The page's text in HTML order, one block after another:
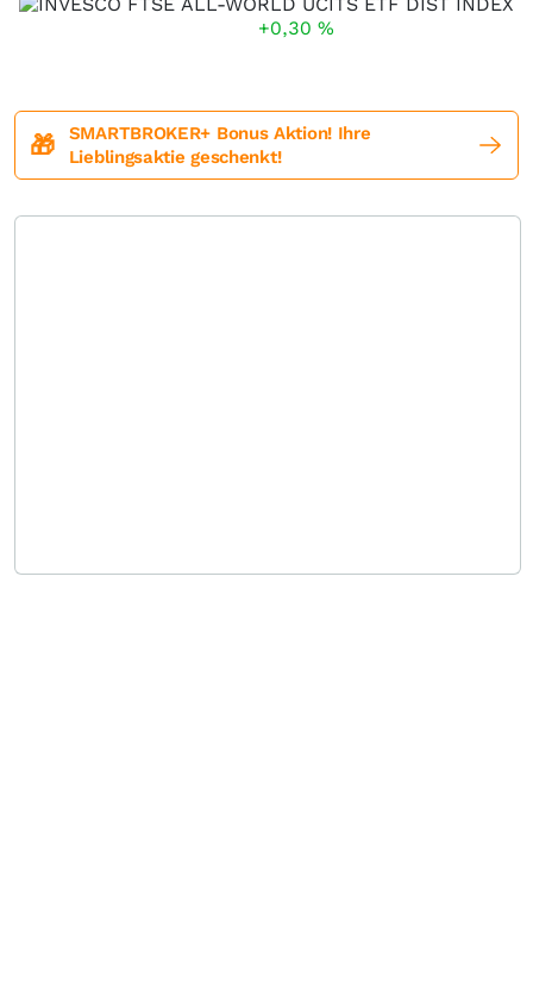
+0,30 %
🎁
SMARTBROKER+ Bonus Aktion! Ihre
Lieblingsaktie geschenkt!